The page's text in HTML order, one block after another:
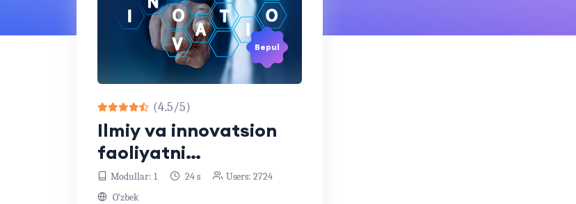
Bepul
(4.5/5)
Ilmiy va innovatsion
faoliyatni
rivojlantirish
Modullar: 1 24 s
Users: 2724
O‘zbek